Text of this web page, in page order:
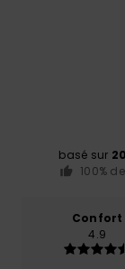
basé sur
100%
Confort
4.9